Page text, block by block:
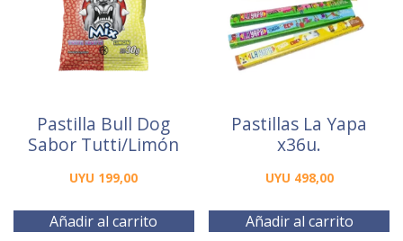
Pastilla Bull Dog
Sabor Tutti/Limón
UYU 199,00
Añadir al carrito
Pastillas La Yapa
x36u.
UYU 498,00
Añadir al carrito